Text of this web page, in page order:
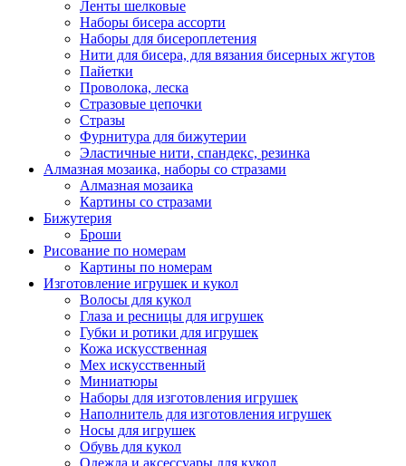
Ленты шелковые
Наборы бисера ассорти
Наборы для бисероплетения
Нити для бисера, для вязания бисерных жгутов
Пайетки
Проволока, леска
Стразовые цепочки
Стразы
Фурнитура для бижутерии
Эластичные нити, спандекс, резинка
Алмазная мозаика, наборы со стразами
Алмазная мозаика
Картины co стразами
Бижутерия
Броши
Рисование по номерам
Картины по номерам
Изготовление игрушек и кукол
Волосы для кукол
Глаза и ресницы для игрушек
Губки и ротики для игрушек
Кожа искусственная
Мех искусственный
Миниатюры
Наборы для изготовления игрушек
Наполнитель для изготовления игрушек
Носы для игрушек
Обувь для кукол
Одежда и аксессуары для кукол